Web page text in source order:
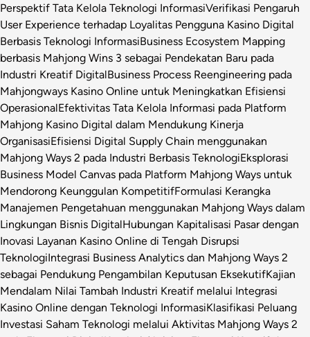
Perspektif Tata Kelola Teknologi InformasiVerifikasi Pengaruh
User Experience terhadap Loyalitas Pengguna Kasino Digital
Berbasis Teknologi InformasiBusiness Ecosystem Mapping
berbasis Mahjong Wins 3 sebagai Pendekatan Baru pada
Industri Kreatif DigitalBusiness Process Reengineering pada
Mahjongways Kasino Online untuk Meningkatkan Efisiensi
OperasionalEfektivitas Tata Kelola Informasi pada Platform
Mahjong Kasino Digital dalam Mendukung Kinerja
OrganisasiEfisiensi Digital Supply Chain menggunakan
Mahjong Ways 2 pada Industri Berbasis TeknologiEksplorasi
Business Model Canvas pada Platform Mahjong Ways untuk
Mendorong Keunggulan KompetitifFormulasi Kerangka
Manajemen Pengetahuan menggunakan Mahjong Ways dalam
Lingkungan Bisnis DigitalHubungan Kapitalisasi Pasar dengan
Inovasi Layanan Kasino Online di Tengah Disrupsi
TeknologiIntegrasi Business Analytics dan Mahjong Ways 2
sebagai Pendukung Pengambilan Keputusan EksekutifKajian
Mendalam Nilai Tambah Industri Kreatif melalui Integrasi
Kasino Online dengan Teknologi InformasiKlasifikasi Peluang
Investasi Saham Teknologi melalui Aktivitas Mahjong Ways 2